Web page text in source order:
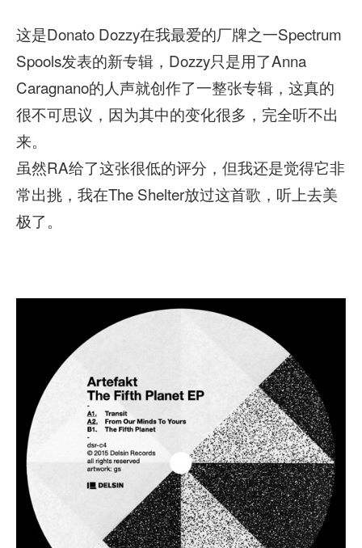
这是Donato Dozzy在我最爱的厂牌之一Spectrum
Spools发表的新专辑，Dozzy只是用了Anna
Caragnano的人声就创作了一整张专辑，这真的
很不可思议，因为其中的变化很多，完全听不出
来。
虽然RA给了这张很低的评分，但我还是觉得它非
常出挑，我在The Shelter放过这首歌，听上去美
极了。